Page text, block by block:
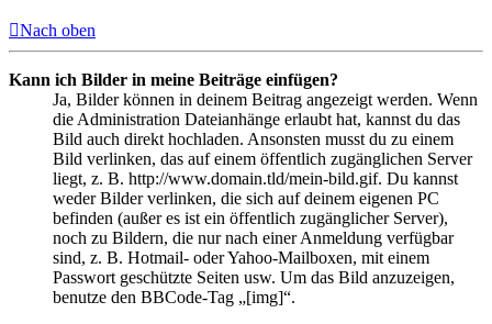
Nach oben
Kann ich Bilder in meine Beiträge einfügen?
Ja, Bilder können in deinem Beitrag angezeigt werden. Wenn
die Administration Dateianhänge erlaubt hat, kannst du das
Bild auch direkt hochladen. Ansonsten musst du zu einem
Bild verlinken, das auf einem öffentlich zugänglichen Server
liegt, z. B. http://www.domain.tld/mein-bild.gif. Du kannst
weder Bilder verlinken, die sich auf deinem eigenen PC
befinden (außer es ist ein öffentlich zugänglicher Server),
noch zu Bildern, die nur nach einer Anmeldung verfügbar
sind, z. B. Hotmail- oder Yahoo-Mailboxen, mit einem
Passwort geschützte Seiten usw. Um das Bild anzuzeigen,
benutze den BBCode-Tag „[img]“.